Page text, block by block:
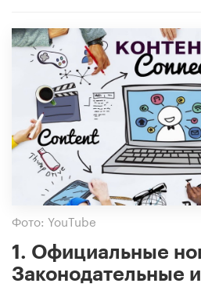
Фото: YouTube
1. Официальные
Законодательные